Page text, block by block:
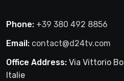
Phone: +39 380 492 8856
Email: contact@d24tv.com
Office Address: Via Vittorio
Italie